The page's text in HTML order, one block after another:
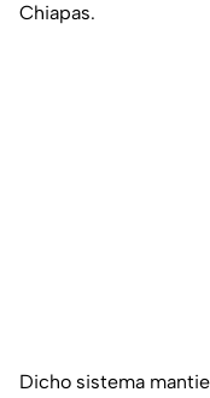
Chiapas.
Dicho sistema